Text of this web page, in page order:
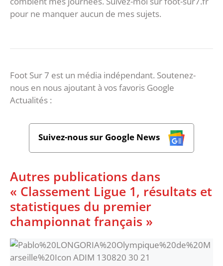
pour ne manquer aucun de mes sujets.
Foot Sur 7 est un média indépendant. Soutenez-
nous en nous ajoutant à vos favoris Google
Actualités :
Suivez-nous sur Google News
Autres publications dans
« Classement Ligue 1, résultats et
statistiques du premier
championnat français »